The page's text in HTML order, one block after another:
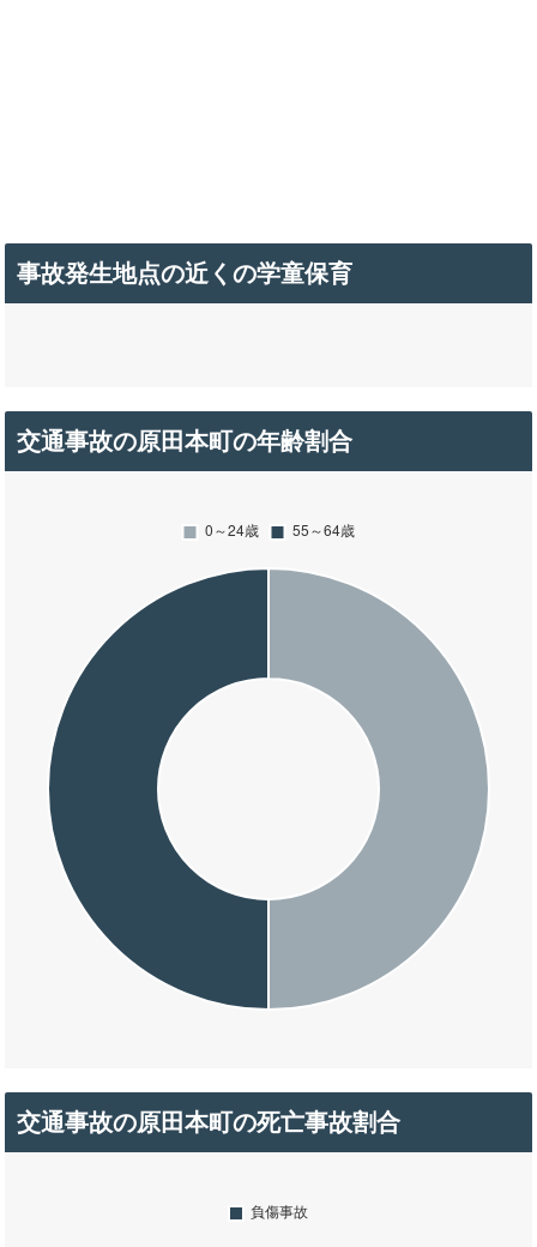
事故発生地点の近くの学童保育
交通事故の原田本町の年齢割合
交通事故の原田本町の死亡事故割合